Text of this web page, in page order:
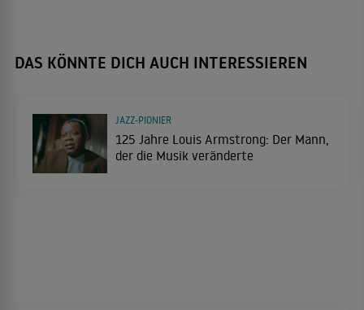
DAS KÖNNTE DICH AUCH INTERESSIEREN
125 Jahre Louis Armstrong: Der Mann,
der die Musik veränderte
JAZZ-PIONIER